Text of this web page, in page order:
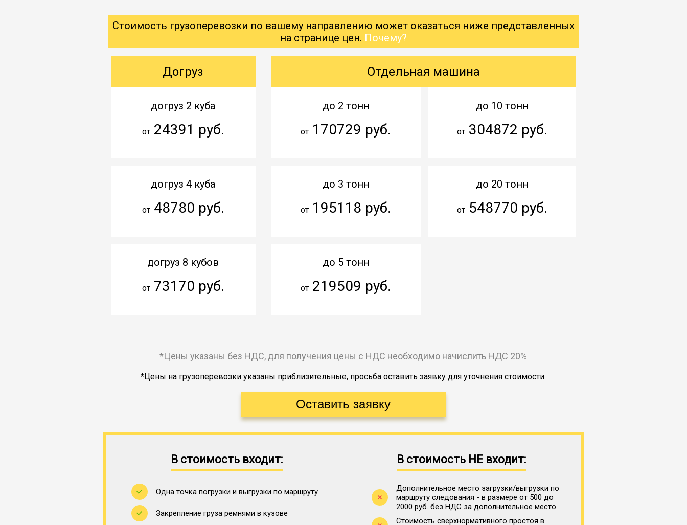
Стоимость грузоперевозки по вашему направлению может оказаться ниже представленных
на странице цен. Почему?
Догруз
догруз 2 куба
от24391 руб.
догруз 4 куба
от48780 руб.
догруз 8 кубов
от73170 руб.
Отдельная машина
до 2 тонн
от 170729 руб.
до 3 тонн
от 195118 руб.
до 5 тонн
от 219509 руб.
до 10 тонн
от304872 руб.
до 20 тонн
от548770 руб.
*Цены указаны без НДС, для получения цены с НДС необходимо начислить НДС 20%
*Цены на грузоперевозки указаны приблизительные, просьба оставить заявку для уточнения стоимости.
В стоимость входит:
Одна точка погрузки и выгрузки по маршруту
Закрепление груза ремнями в кузове
В стоимость НЕ входит:
Дополнительное место загрузки/выгрузки по
маршруту следования - в размере от 500 до
2000 руб. без НДС за дополнительное место.
Стоимость сверхнормативного простоя в